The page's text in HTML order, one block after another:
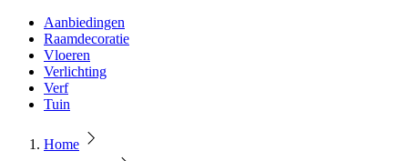
Aanbiedingen
Raamdecoratie
Vloeren
Verlichting
Verf
Tuin
Home